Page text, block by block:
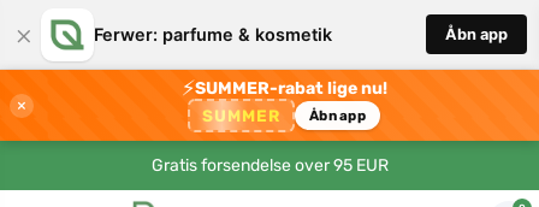
× Ferwer: parfume & kosmetik Åbn app
×
⚡SUMMER-rabat lige nu!
SUMMER Åbn app
Gratis forsendelse over 95 EUR